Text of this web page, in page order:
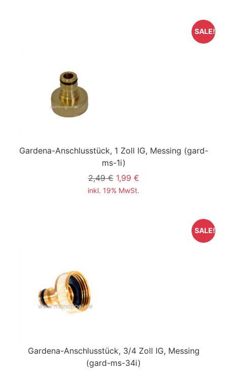
Gardena-Anschlusstück, 1 Zoll IG, Messing (gard-
ms-1i)
2,49 € 1,99 €
inkl. 19% MwSt.
SALE!
Gardena-Anschlusstück, 3/4 Zoll IG, Messing
(gard-ms-34i)
SALE!